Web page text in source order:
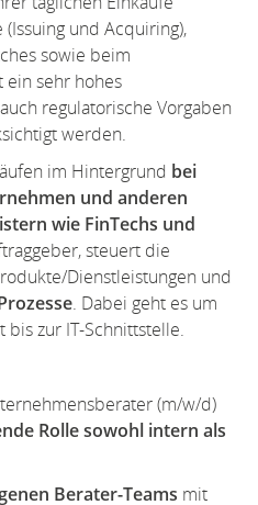
und Acquiring),
sowie beim
ein sehr hohes
regulatorische Vorgaben
werden.
im Hintergrund bei
und anderen
wie FinTechs und
steuert die
Dienstleistungen und
. Dabei geht es um
zur IT-Schnittstelle.
(m/w/d)
Rolle sowohl intern als
Berater-Teams mit